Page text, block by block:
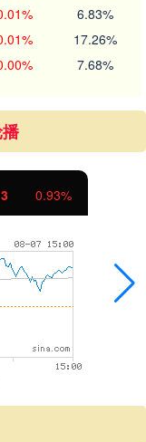
6.83%
17.26%
7.68%
0.93%